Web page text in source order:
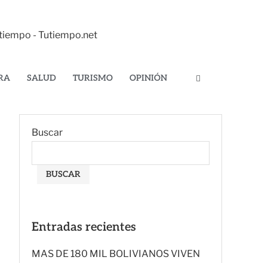
- Tutiempo.net
SALUD TURISMO OPINIÓN
Buscar
BUSCAR
Entradas recientes
MAS DE 180 MIL BOLIVIANOS VIVEN